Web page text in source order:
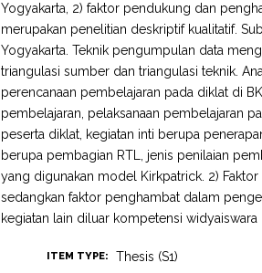
Yogyakarta, 2) faktor pendukung dan
merupakan penelitian deskriptif kualitatif.
Yogyakarta. Teknik pengumpulan data
triangulasi sumber dan triangulasi teknik.
perencanaan pembelajaran pada diklat di
pembelajaran, pelaksanaan pembelajaran
peserta diklat, kegiatan inti berupa
berupa pembagian RTL, jenis penilaian
yang digunakan model Kirkpatrick. 2)
sedangkan faktor penghambat dalam
kegiatan lain diluar kompetensi
ITEM TYPE: Thesis (S1)